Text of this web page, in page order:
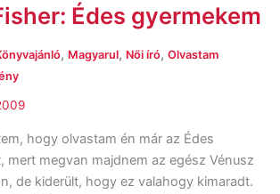
Édes gyermekem
, Magyarul, Női író, Olvastam
hogy olvastam én már az Édes
mert megvan majdnem az egész Vénusz
de kiderült, hogy ez valahogy kimaradt.